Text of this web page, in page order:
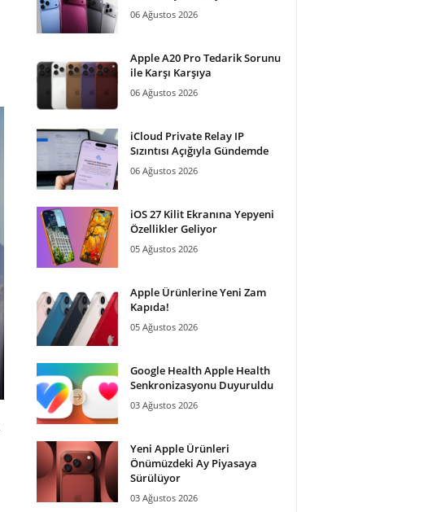
06 Ağustos 2026
Apple A20 Pro Tedarik Sorunu
ile Karşı Karşıya
06 Ağustos 2026
iCloud Private Relay IP
Sızıntısı Açığıyla Gündemde
06 Ağustos 2026
iOS 27 Kilit Ekranına Yepyeni
Özellikler Geliyor
05 Ağustos 2026
Apple Ürünlerine Yeni Zam
Kapıda!
05 Ağustos 2026
Google Health Apple Health
Senkronizasyonu Duyuruldu
03 Ağustos 2026
Yeni Apple Ürünleri
Önümüzdeki Ay Piyasaya
Sürülüyor
03 Ağustos 2026